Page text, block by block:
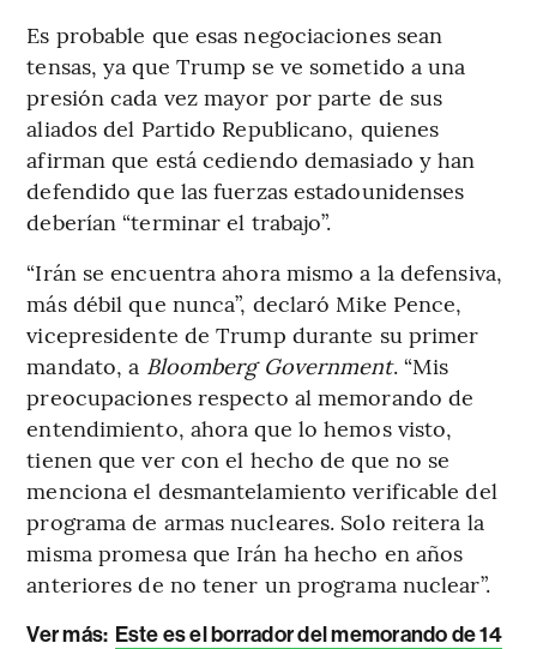
Es probable que esas negociaciones sean
tensas, ya que Trump se ve sometido a una
presión cada vez mayor por parte de sus
aliados del Partido Republicano, quienes
afirman que está cediendo demasiado y han
defendido que las fuerzas estadounidenses
deberían “terminar el trabajo”.
“Irán se encuentra ahora mismo a la defensiva,
más débil que nunca”, declaró Mike Pence,
vicepresidente de Trump durante su primer
mandato, a Bloomberg Government. “Mis
preocupaciones respecto al memorando de
entendimiento, ahora que lo hemos visto,
tienen que ver con el hecho de que no se
menciona el desmantelamiento verificable del
programa de armas nucleares. Solo reitera la
misma promesa que Irán ha hecho en años
anteriores de no tener un programa nuclear”.
Ver más: Este es el borrador del memorando de 14